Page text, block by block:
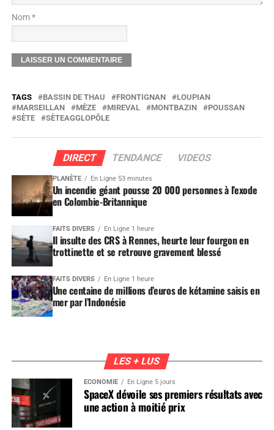
Nom *
TAGS BASSIN DE THAU FRONTIGNAN
LOUPIAN
MARSEILLAN
MÈZE MIREVAL MONTBAZIN
POUSSAN
SÈTE
SÈTEAGGLOPÔLE
DIRECT TENDANCE VIDEOS
PLANÈTE En Ligne 53 minutes
Un incendie géant pousse 20 000 personnes à l’exode
en Colombie-Britannique
FAITS DIVERS En Ligne 1 heure
Il insulte des CRS à Rennes, heurte leur fourgon en
trottinette et se retrouve gravement blessé
FAITS DIVERS En Ligne 1 heure
Une centaine de millions d’euros de kétamine saisis en
mer par l’Indonésie
LES + LUS
ÉCONOMIE En Ligne 5 jours
SpaceX dévoile ses premiers résultats avec
une action à moitié prix